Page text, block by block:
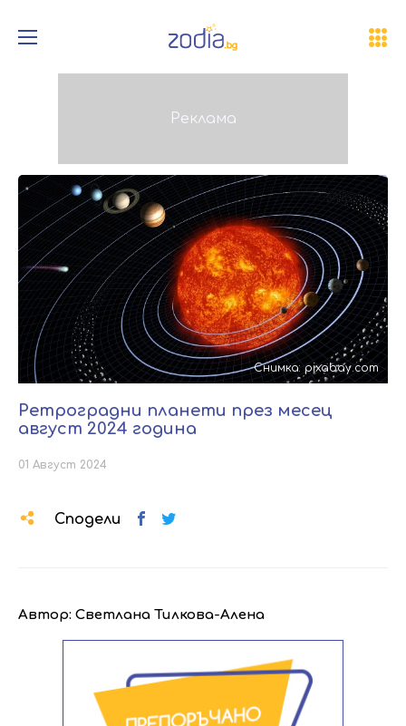
Снимка: pixabay.com
Ретроградни планети през месец
август 2024 година
01 Август 2024
Сподели
Автор: Светлана Тилкова-Алена